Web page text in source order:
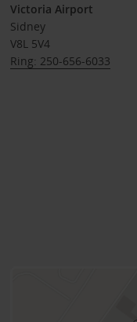
Victoria Airport
Sidney
V8L 5V4
Ring: 250-656-6033